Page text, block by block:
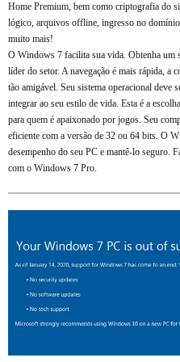
Home Premium, bem como criptografia do
lógico, arquivos offline, ingresso no
muito mais!
O Windows 7 facilita sua vida. Obtenha um
líder do setor. A navegação é mais rápida, a
tão amigável. Seu sistema operacional deve
integrar ao seu estilo de vida. Esta é a
para quem é apaixonado por jogos. Seu
eficiente com a versão de 32 ou 64 bits. O
desempenho do seu PC e mantê-lo seguro.
com o Windows 7 Pro.